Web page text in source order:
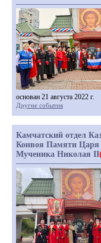
основан 21 августа 2022 г.
Другие события
Камчатский отдел
Конвоя Памяти Царя
Мученика Николая II